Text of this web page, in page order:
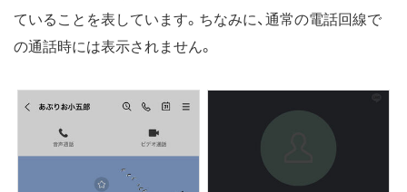
ていることを表しています。ちなみに、通常の電話回線で
の通話時には表示されません。